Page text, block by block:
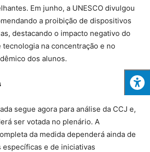
Em junho, a UNESCO divulgou
a proibição de dispositivos
destacando o impacto negativo do
tecnologia na concentração e no
dos alunos.
segue agora para análise da CCJ e,
ser votada no plenário. A
da medida dependerá ainda de
específicas e de iniciativas